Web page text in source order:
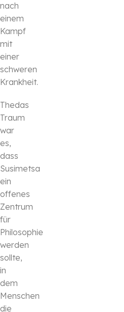
nach
einem
Kampf
mit
einer
schweren
Krankheit.
Thedas
Traum
war
es,
dass
Susimetsa
ein
offenes
Zentrum
für
Philosophie
werden
sollte,
in
dem
Menschen
die